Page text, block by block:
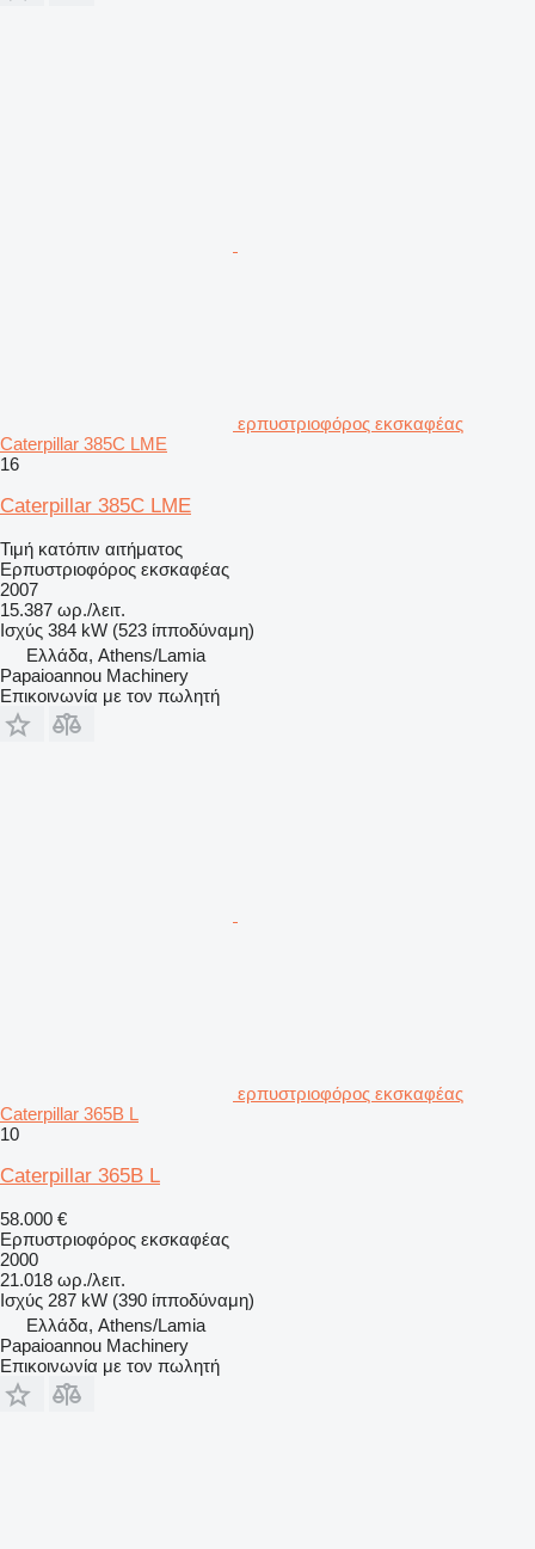
ερπυστριοφόρος εκσκαφέας
Caterpillar 385C LME
16
Caterpillar 385C LME
Τιμή κατόπιν αιτήματος
Ερπυστριοφόρος εκσκαφέας
2007
15.387 ωρ./λειτ.
Ισχύς 384 kW (523 ίπποδύναμη)
Ελλάδα, Athens/Lamia
Papaioannou Machinery
Επικοινωνία με τον πωλητή
ερπυστριοφόρος εκσκαφέας
Caterpillar 365B L
10
Caterpillar 365B L
58.000 €
Ερπυστριοφόρος εκσκαφέας
2000
21.018 ωρ./λειτ.
Ισχύς 287 kW (390 ίπποδύναμη)
Ελλάδα, Athens/Lamia
Papaioannou Machinery
Επικοινωνία με τον πωλητή